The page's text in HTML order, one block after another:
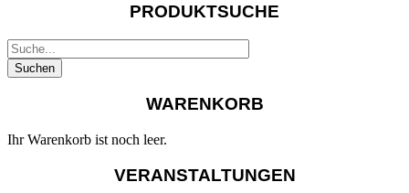
PRODUKTSUCHE
WARENKORB
Ihr Warenkorb ist noch leer.
VERANSTALTUNGEN